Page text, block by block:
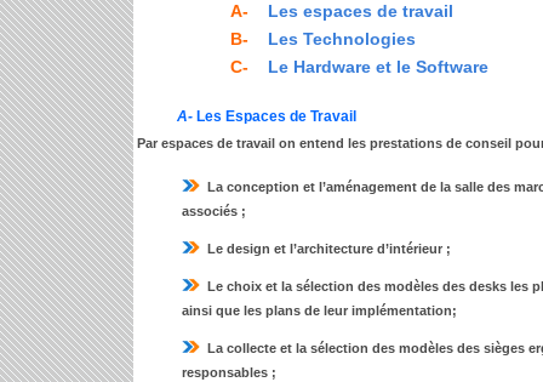
A- Les espaces de travail
B- Les Technologies
C- Le Hardware et le Software
A- Les Espaces de Travail
Par espaces de travail on entend les prestations de conseil
La conception et l’aménagement de la salle des
associés ;
Le design et l’architecture d’intérieur ;
Le choix et la sélection des modèles des desks les
ainsi que les plans de leur implémentation;
La collecte et la sélection des modèles des sièges
responsables ;